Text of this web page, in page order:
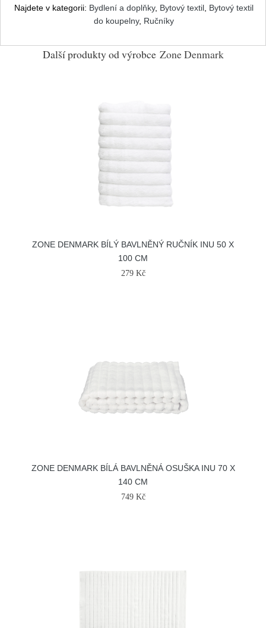
Najdete v kategorii: Bydlení a doplňky, Bytový textil, Bytový textil
do koupelny, Ručníky
Další produkty od výrobce Zone Denmark
ZONE DENMARK BÍLÝ BAVLNĚNÝ RUČNÍK INU 50 X
100 CM
279 Kč
ZONE DENMARK BÍLÁ BAVLNĚNÁ OSUŠKA INU 70 X
140 CM
749 Kč